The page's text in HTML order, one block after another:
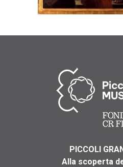
PICCOLI
Alla scoperta